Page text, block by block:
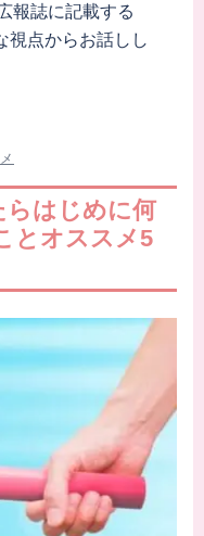
報誌に記載する
視点からお話しし
らはじめに何
とオススメ5